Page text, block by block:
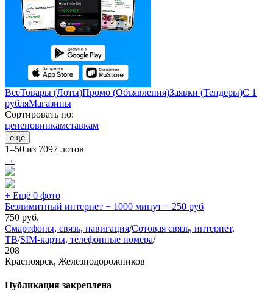
ВсеТовары (Лоты)Промо (Объявления)Заявки (Тендеры)С 1
рубляМагазины
Сортировать по:
цененовинкамставкам
ещё
1–50 из 7097 лотов
→
+ Ещё 0 фото
Безлимитный интернет + 1000 минут = 250 руб
750 руб.
Смартфоны, связь, навигация/Сотовая связь, интернет,
ТВ/SIM-карты, телефонные номера/
208
Красноярск, Железнодорожников
Публикация закреплена